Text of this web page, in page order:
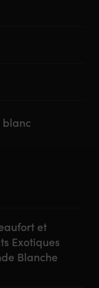
blanc
et
Exotiques
Blanche